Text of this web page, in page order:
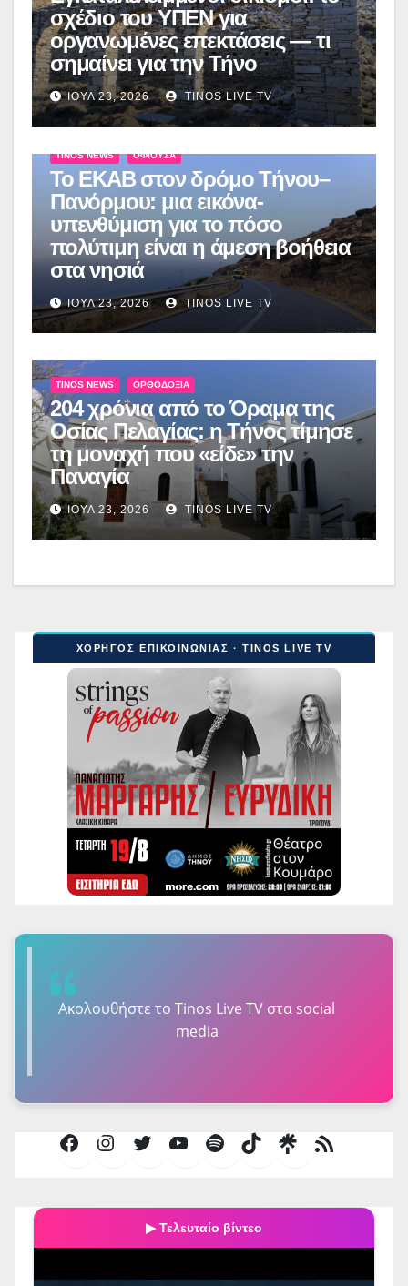
σχέδιο του ΥΠΕΝ για
οργανωμένες επεκτάσεις — τι
σημαίνει για την Τήνο
ΙΟΎΛ 23, 2026 TINOS LIVE TV
TINOS NEWS ΟΦΙΟΎΣΑ
Το ΕΚΑΒ στον δρόμο Τήνου–
Πανόρμου: μια εικόνα-
υπενθύμιση για το πόσο
πολύτιμη είναι η άμεση βοήθεια
στα νησιά
ΙΟΎΛ 23, 2026 TINOS LIVE TV
TINOS NEWS ΟΡΘΟΔΟΞΊΑ
204 χρόνια από το Όραμα της
Οσίας Πελαγίας: η Τήνος τίμησε
τη μοναχή που «είδε» την
Παναγία
ΙΟΎΛ 23, 2026 TINOS LIVE TV
ΧΟΡΗΓΟΣ ΕΠΙΚΟΙΝΩΝΙΑΣ · TINOS LIVE TV
Ακολουθήστε τo Tinos Live TV στα social
media
FacebookInstagramTwitterYouTubeSpotifyTikTok
Τροφοδοσία
▶ Τελευταίο βίντεο